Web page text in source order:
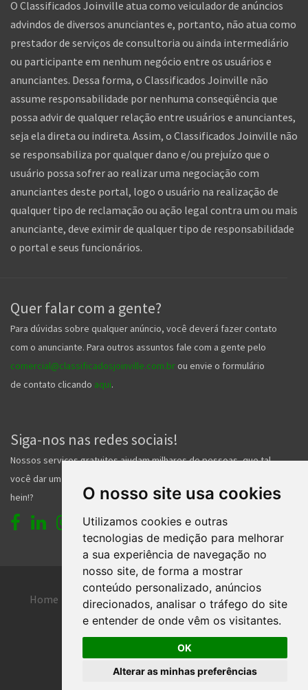
O nosso site usa cookies
Utilizamos cookies e outras
tecnologias de medição para melhorar
a sua experiência de navegação no
nosso site, de forma a mostrar
conteúdo personalizado, anúncios
direcionados, analisar o tráfego do site
e entender de onde vêm os visitantes.
OK
Alterar as minhas preferências
O Classificados Joinville atua como veiculador de anúncios
advindos de diversos anunciantes e, portanto, não atua como
prestador de serviços de consultoria ou ainda intermediário
ou participante em nenhum negócio entre os usuários e
anunciantes. Dessa forma, o Classificados Joinville não
assume responsabilidade por nenhuma conseqüência que
possa advir de qualquer relação entre usuários e anunciantes,
seja ela direta ou indireta. Assim, o Classificados Joinville não
se responsabiliza por qualquer dano e/ou prejuízo que o
usuário possa sofrer ao realizar uma negociação com
anunciantes deste portal, logo o usuário na realização de
qualquer tipo de reclamação ou ação legal contra um ou mais
anunciante, deve eximir de qualquer tipo de responsabilidade
o portal e seus funcionários.
Quer falar com a gente?
Para dúvidas sobre qualquer anúncio, você deverá fazer contato
com o anunciante. Para outros assuntos fale com a gente pelo
comercial@classificadosjoinville.com.br ou envie o formulário
de contato clicando aqui.
Siga-nos nas redes sociais!
Nossos serviços gratuitos ajudam milhares de pessoas, que tal
você dar um forcinha pra gente e nos seguir nas redes sociais
hein!?
Home Entrar Faça seu cadastro
Contato Central de ajuda
Termos de uso Inserir anúncio grátis